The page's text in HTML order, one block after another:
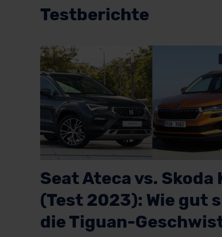
Testberichte
Seat Ateca vs. Skoda
(Test 2023): Wie gut
die Tiguan-